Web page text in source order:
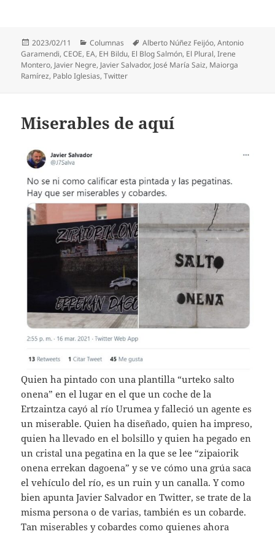
Publicado
el
2023/02/11 Categorías
Columnas Etiquetas
Alberto Núñez Feijóo,Antonio
Garamendi,CEOE, EA, EH Bildu, El Blog Salmón, El Plural,Irene
Montero, Javier Negre, Javier Salvador, José María Saiz, Maiorga
Ramírez, Pablo Iglesias,Twitter
Miserables de aquí
Quien ha pintado con una plantilla “urteko salto
onena” en el lugar en el que un coche de la
Ertzaintza cayó al río Urumea y falleció un agente es
un miserable. Quien ha diseñado, quien ha impreso,
quien ha llevado en el bolsillo y quien ha pegado en
un cristal una pegatina en la que se lee “zipaiorik
onena errekan dagoena” y se ve cómo una grúa saca
el vehículo del río, es un ruin y un canalla. Y como
bien apunta Javier Salvador en Twitter, se trate de la
misma persona o de varias, también es un cobarde.
Tan miserables y cobardes como quienes ahora